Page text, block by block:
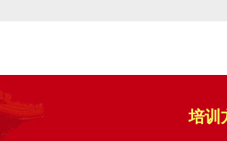
培训